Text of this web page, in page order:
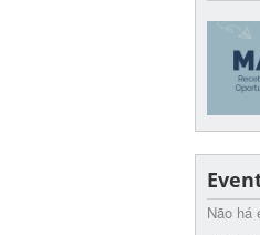
Não há